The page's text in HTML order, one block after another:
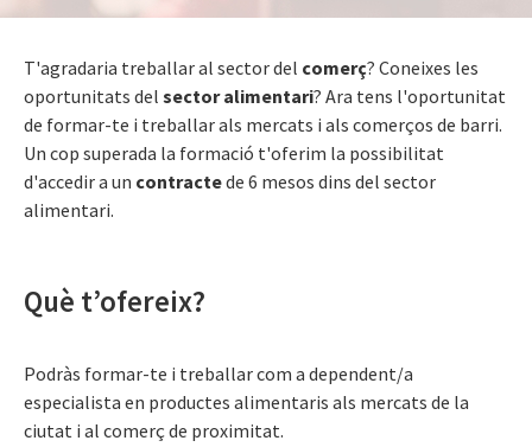
T'agradaria treballar al sector del comerç? Coneixes les
oportunitats del sector alimentari? Ara tens l'oportunitat
de formar-te i treballar als mercats i als comerços de barri.
Un cop superada la formació t'oferim la possibilitat
d'accedir a un contractede 6 mesos dins del sector
alimentari.
Què t’ofereix?
Podràs formar-te i treballar com a dependent/a
especialista en productes alimentaris als mercats de la
ciutat i al comerç de proximitat.